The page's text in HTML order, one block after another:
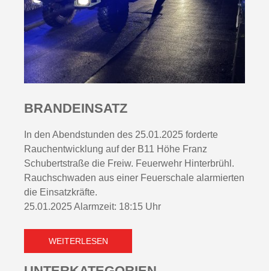
BRANDEINSATZ
In den Abendstunden des 25.01.2025 forderte
Rauchentwicklung auf der B11 Höhe Franz
Schubertstraße die Freiw. Feuerwehr Hinterbrühl.
Rauchschwaden aus einer Feuerschale alarmierten
die Einsatzkräfte.
25.01.2025 Alarmzeit: 18:15 Uhr
WEITERLESEN